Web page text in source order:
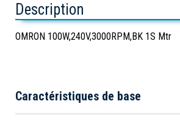
Description
OMRON 100W,240V,3000RPM,BK 1S Mtr
Caractéristiques de base